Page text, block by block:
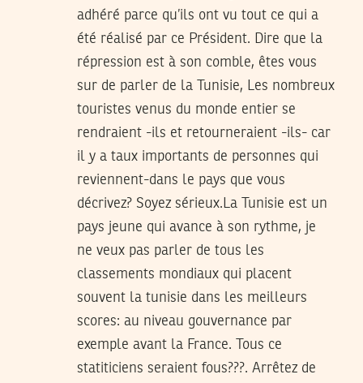
adhéré parce qu’ils ont vu tout ce qui a
été réalisé par ce Président. Dire que la
répression est à son comble, êtes vous
sur de parler de la Tunisie, Les nombreux
touristes venus du monde entier se
rendraient -ils et retourneraient -ils- car
il y a taux importants de personnes qui
reviennent-dans le pays que vous
décrivez? Soyez sérieux.La Tunisie est un
pays jeune qui avance à son rythme, je
ne veux pas parler de tous les
classements mondiaux qui placent
souvent la tunisie dans les meilleurs
scores: au niveau gouvernance par
exemple avant la France. Tous ce
statiticiens seraient fous???. Arrêtez de